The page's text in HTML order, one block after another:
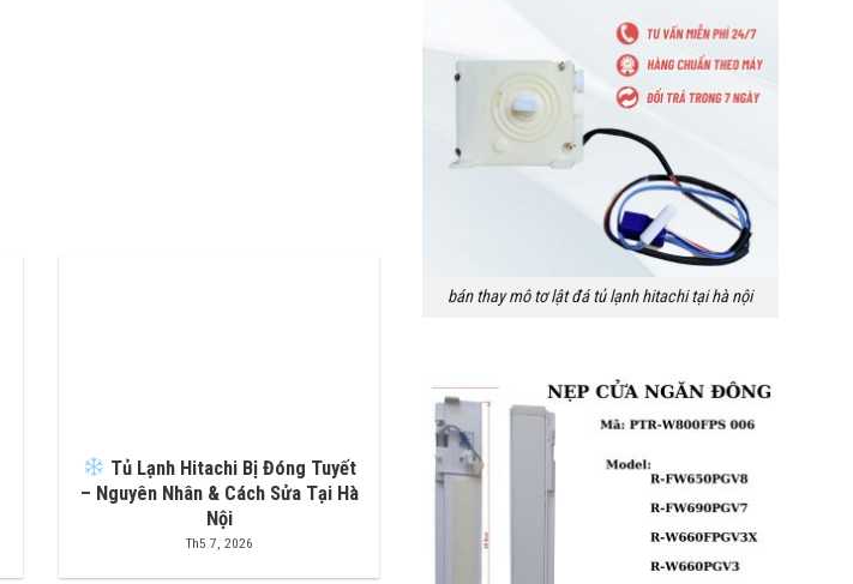
Tủ Lạnh Hitachi Bị Đóng Tuyết
– Nguyên Nhân & Cách Sửa Tại Hà
Nội
Th5 7, 2026
bán thay mô tơ lật đá tủ lạnh hitachi tại hà nội